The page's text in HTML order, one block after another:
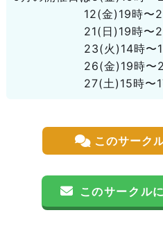
12(金)19時〜21
21(日)19時〜21
23(火)14時〜16
26(金)19時〜21
27(土)15時〜17時
このサーク
このサークル